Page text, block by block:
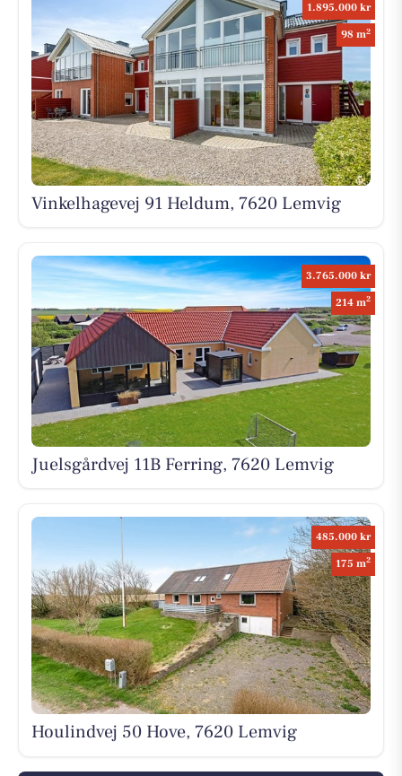
1.895.000 kr
98 m2
Vinkelhagevej 91 Heldum, 7620 Lemvig
3.765.000 kr
214 m2
Juelsgårdvej 11B Ferring, 7620 Lemvig
485.000 kr
175 m2
Houlindvej 50 Hove, 7620 Lemvig